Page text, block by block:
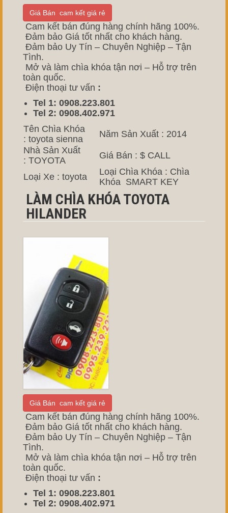
Giá Bán cam kết giá rẻ
Cam kết bán đúng hàng chính hãng 100%.
Đảm bảo Giá tốt nhất cho khách hàng.
Đảm bảo Uy Tín – Chuyên Nghiệp – Tận
Tình.
Mở và làm chìa khóa tận nơi – Hỗ trợ trên
toàn quốc.
Điện thoại tư vấn :
Tel 1: 0908.223.801
Tel 2: 0908.402.971
Tên Chìa Khóa
: toyota sienna
Năm Sản Xuất : 2014
Nhà Sản Xuất
: TOYOTA
Giá Bán : $ CALL
Loại Xe : toyota
Loại Chìa Khóa : Chìa
Khóa SMART KEY
LÀM CHÌA KHÓA TOYOTA
HILANDER
Giá Bán cam kết giá rẻ
Cam kết bán đúng hàng chính hãng 100%.
Đảm bảo Giá tốt nhất cho khách hàng.
Đảm bảo Uy Tín – Chuyên Nghiệp – Tận
Tình.
Mở và làm chìa khóa tận nơi – Hỗ trợ trên
toàn quốc.
Điện thoại tư vấn :
Tel 1: 0908.223.801
Tel 2: 0908.402.971